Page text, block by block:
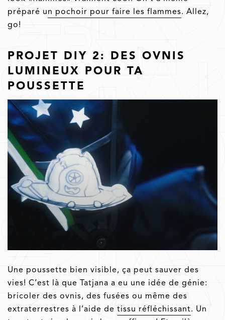
préparé un pochoir pour faire les flammes. Allez,
go!
PROJET DIY 2: DES OVNIS
LUMINEUX POUR TA
POUSSETTE
Une poussette bien visible, ça peut sauver des
vies! C’est là que Tatjana a eu une idée de génie:
bricoler des ovnis, des fusées ou même des
extraterrestres à l’aide de tissu réfléchissant. Un